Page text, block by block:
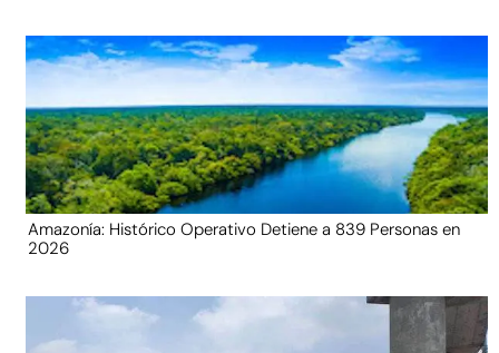
Amazonía: Histórico Operativo Detiene a 839 Personas en
2026